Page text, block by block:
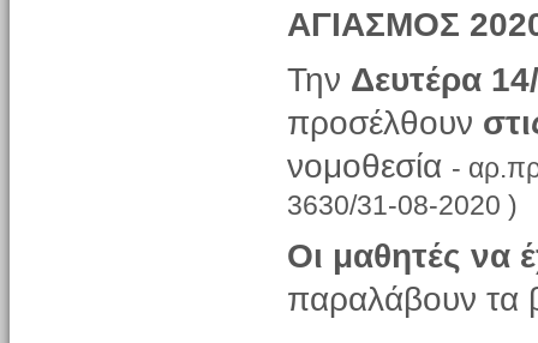
ΑΓΙΑΣΜΟΣ
Την Δευτέρα
προσέλθουν
νομοθεσία - αρ.
3630/31-08-2020 )
Οι μαθητές να
παραλάβουν τα